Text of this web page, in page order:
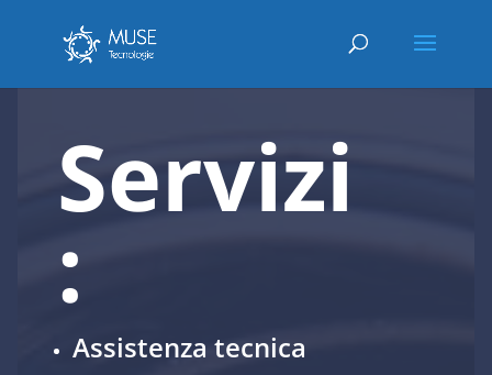
Servizi
:
Assistenza tecnica